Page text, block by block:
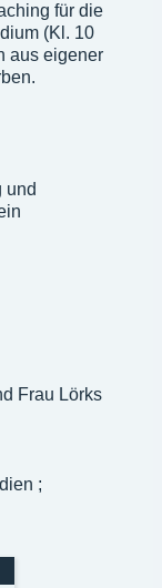
für die
(Kl. 10
aus eigener
und
Frau Lörks
;